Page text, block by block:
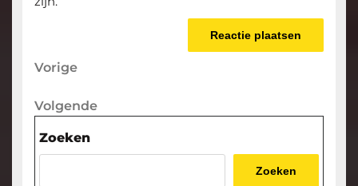
Berichtnavigatie
Vorige
Vorige
Volgende
Volgende
Zoeken
Zoeken